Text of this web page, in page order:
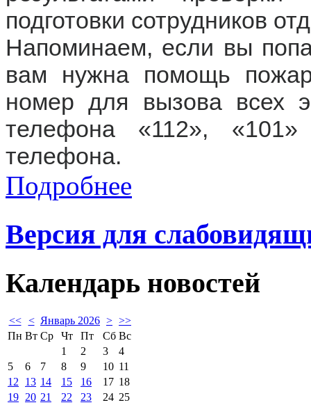
подготовки сотрудников
Напоминаем, если вы
вам нужна помощь
номер для вызова всех
телефона «112»,
телефона.
Подробнее
Версия для
Календарь новостей
<< < Январь 2026 > >>
Пн Вт Ср Чт Пт Сб Вс
1
2 3
4
5
6 7 8 9 10 11
12
13 14 15 16 17 18
19 20 21 22 23 24 25